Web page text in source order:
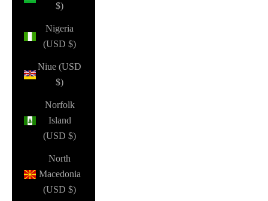
$)
Nigeria
(USD $)
Niue (USD
$)
Norfolk
Island
(USD $)
North
Macedonia
(USD $)